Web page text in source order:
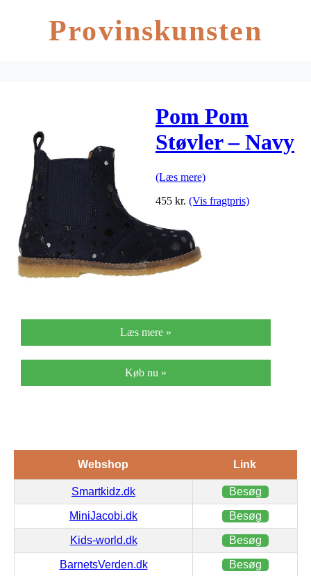
Provinskunsten
Pom Pom
Støvler – Navy
m. Prikker
(Læs mere)
455 kr. (Vis fragtpris)
Læs mere »
Køb nu »
Webshop Link
Smartkidz.dk Besøg
MiniJacobi.dk Besøg
Kids-world.dk Besøg
BarnetsVerden.dk Besøg